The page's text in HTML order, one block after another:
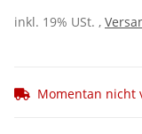
inkl. 19% USt. ,
Momentan nicht